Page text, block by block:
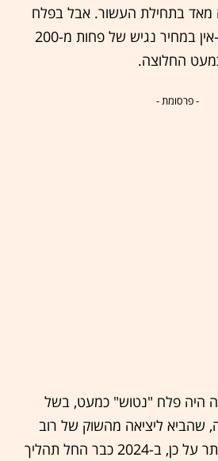
מאד בתחילת העשור. אבל בפלח
רכב הקרוס-אובר פלאג-אין במחיר נגיש של פחות מ-200
החלוצה.
- פרסומת -
היה פלח "נטוש" כמעט, בשל
שהביא ליציאה מהשוק של רוב
המתחרים המערביים. יתר על כן, ב-2024 כבר החל תהליך